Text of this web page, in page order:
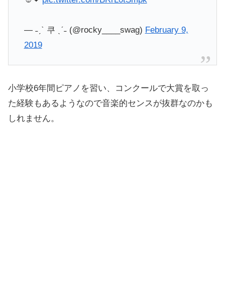
— ˗ˏˋ 쿠 ˎˊ˗ (@rocky____swag) February 9,
2019
小学校6年間ピアノを習い、コンクールで大賞を取っ
た経験もあるようなので音楽的センスが抜群なのかも
しれません。